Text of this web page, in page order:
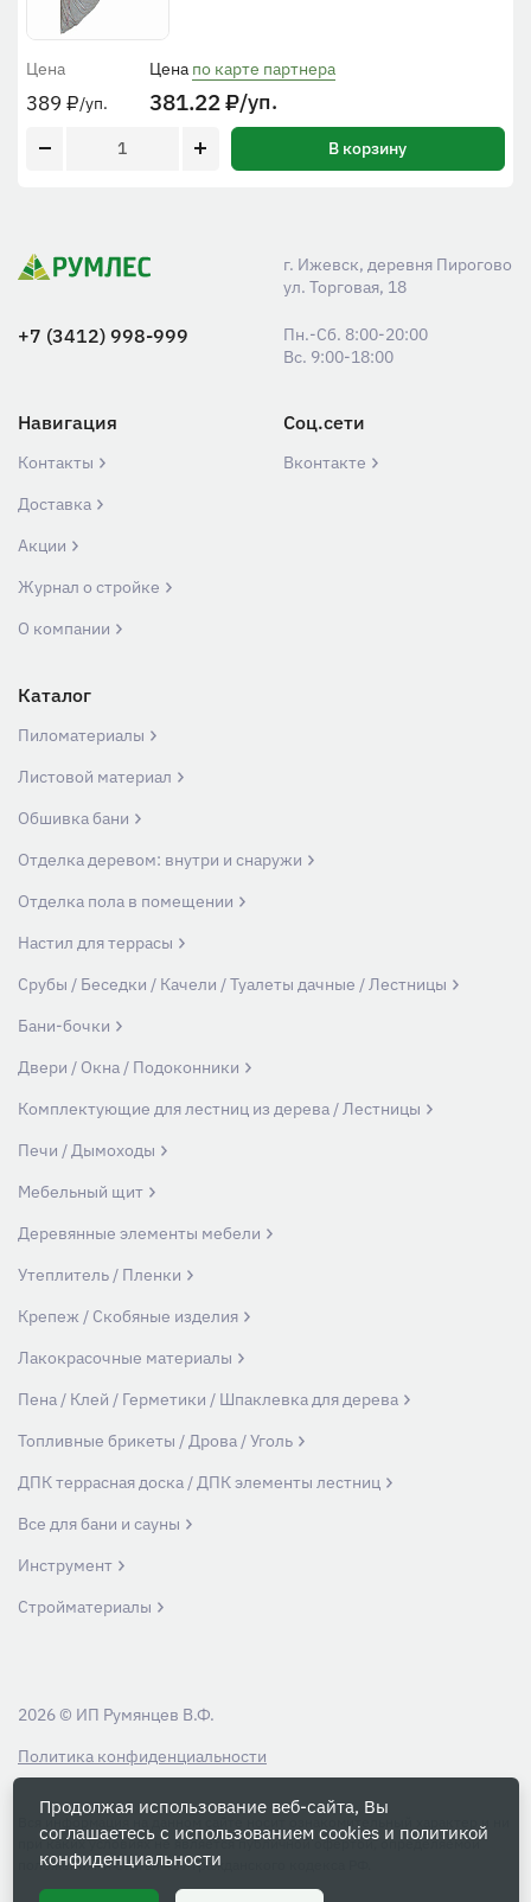
Цена
389 ₽/уп.
Цена по карте партнера
381.22₽/уп.
В корзину
г. Ижевск, деревня Пирогово
ул. Торговая, 18
+7 (3412) 998-999
Пн.-Сб. 8:00-20:00
Вс. 9:00-18:00
Навигация
Контакты
Доставка
Акции
Журнал о стройке
О компании
Соц.сети
Вконтакте
Каталог
Пиломатериалы
Листовой материал
Обшивка бани
Отделка деревом: внутри и снаружи
Отделка пола в помещении
Настил для террасы
Срубы / Беседки / Качели / Туалеты дачные / Лестницы
Бани-бочки
Двери / Окна / Подоконники
Комплектующие для лестниц из дерева / Лестницы
Печи / Дымоходы
Мебельный щит
Деревянные элементы мебели
Утеплитель / Пленки
Крепеж / Скобяные изделия
Лакокрасочные материалы
Пена / Клей / Герметики / Шпаклевка для дерева
Топливные брикеты / Дрова / Уголь
ДПК террасная доска / ДПК элементы лестниц
Все для бани и сауны
Инструмент
Стройматериалы
Вся информация на данном сайте носит ознакомительный характер и ни
при каких условиях не является публичной офертой, определяемой
положениями Статьи 437 Гражданского кодекса РФ.
Политика конфиденциальности
2026 © ИП Румянцев В.Ф.
Продолжая использование веб-сайта, Вы
соглашаетесь с использованием cookies и политикой
конфиденциальности